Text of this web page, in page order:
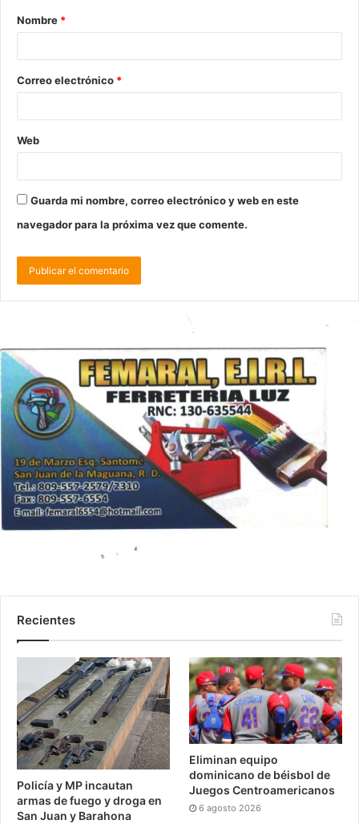
Nombre *
Correo electrónico *
Web
Guarda mi nombre, correo electrónico y web en este
navegador para la próxima vez que comente.
Recientes
Policía y MP incautan
armas de fuego y droga en
San Juan y Barahona
Eliminan equipo
dominicano de béisbol de
Juegos Centroamericanos
6 agosto 2026